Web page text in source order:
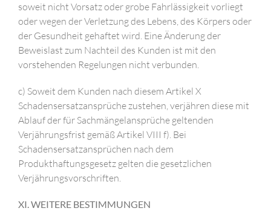
soweit nicht Vorsatz oder grobe Fahrlässigkeit vorliegt
oder wegen der Verletzung des Lebens, des Körpers oder
der Gesundheit gehaftet wird. Eine Änderung der
Beweislast zum Nachteil des Kunden ist mit den
vorstehenden Regelungen nicht verbunden.
c) Soweit dem Kunden nach diesem Artikel X
Schadensersatzansprüche zustehen, verjähren diese mit
Ablauf der für Sachmängelansprüche geltenden
Verjährungsfrist gemäß Artikel VIII f). Bei
Schadensersatzansprüchen nach dem
Produkthaftungsgesetz gelten die gesetzlichen
Verjährungsvorschriften.
XI. WEITERE BESTIMMUNGEN